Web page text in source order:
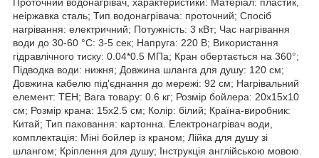
неіржавка сталь; Тип водонагрівача: проточний; Спосіб
нагрівання: електричний; Потужність: 3 кВт; Час нагрівання
води до 30-60 °C: 3-5 сек; Напруга: 220 В; Використання
гідравлічного тиску: 0.04*0.5 МПа; Кран обертається на 360°;
Підводка води: нижня; Довжина шланга для душу: 120 см;
Довжина кабелю під'єднання до мережі: 92 см; Нагрівальний
елемент: ТЕН; Вага товару: 0.6 кг; Розмір бойлера: 20х15х10
см; Розмір крана: 15х2.5 см; Колір: білий; Країна-виробник:
Китай; Тип паковання: картонна. Електронагрівач води,
комплектація: Міні бойлер із краном; Лійка для душу зі
шлангом; Кріплення для душу; Інструкція англійською мовою.